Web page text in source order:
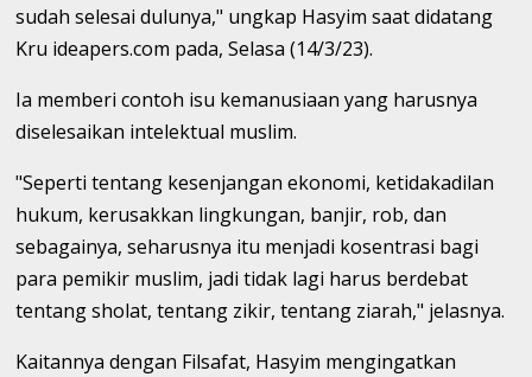
sudah selesai dulunya," ungkap Hasyim saat didatang
Kru ideapers.com pada, Selasa (14/3/23).
Ia memberi contoh isu kemanusiaan yang harusnya
diselesaikan intelektual muslim.
"Seperti tentang kesenjangan ekonomi, ketidakadilan
hukum, kerusakkan lingkungan, banjir, rob, dan
sebagainya, seharusnya itu menjadi kosentrasi bagi
para pemikir muslim, jadi tidak lagi harus berdebat
tentang sholat, tentang zikir, tentang ziarah," jelasnya.
Kaitannya dengan Filsafat, Hasyim mengingatkan